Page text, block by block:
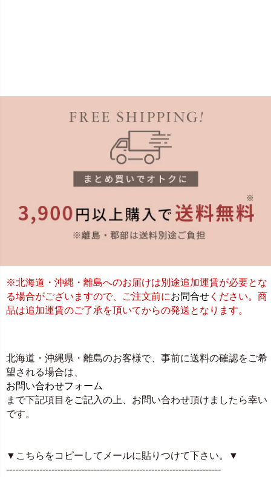
※北海道・沖縄・離島へのお届けは別途追加運賃が必要とな
る場合がございますので、ご注文前にお問合せ ください。商
品は追加運賃のご了承を頂いてからの発送となります。
北海道・沖縄県・離島のお客様で、事前に送料の確認をご希
望される場合は、
お問い合わせフォーム
まで下記項目をご記入の上、お問い合わせ頂けましたら幸い
です。
▼こちらをコピーしてメールに貼りつけて下さい。▼
-----------------------------------------------------------------------